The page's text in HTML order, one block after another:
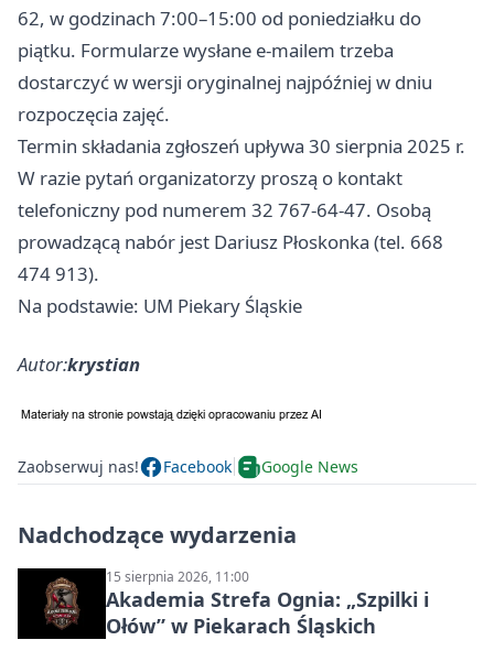
62, w godzinach 7:00–15:00 od poniedziałku do
piątku. Formularze wysłane e-mailem trzeba
dostarczyć w wersji oryginalnej najpóźniej w dniu
rozpoczęcia zajęć.
Termin składania zgłoszeń upływa 30 sierpnia 2025 r.
W razie pytań organizatorzy proszą o kontakt
telefoniczny pod numerem 32 767-64-47. Osobą
prowadzącą nabór jest Dariusz Płoskonka (tel. 668
474 913).
Na podstawie: UM Piekary Śląskie
Autor:krystian
Zaobserwuj nas! Facebook Google News
Nadchodzące wydarzenia
15 sierpnia 2026, 11:00
Akademia Strefa Ognia: „Szpilki i
Ołów” w Piekarach Śląskich